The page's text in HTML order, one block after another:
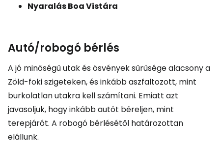
Nyaralás Boa Vistára
Autó/robogó bérlés
A jó minőségű utak és ösvények sűrűsége alacsony a
Zöld-foki szigeteken, és inkább aszfaltozott, mint
burkolatlan utakra kell számítani. Emiatt azt
javasoljuk, hogy inkább autót béreljen, mint
terepjárót. A robogó bérlésétől határozottan
elállunk.